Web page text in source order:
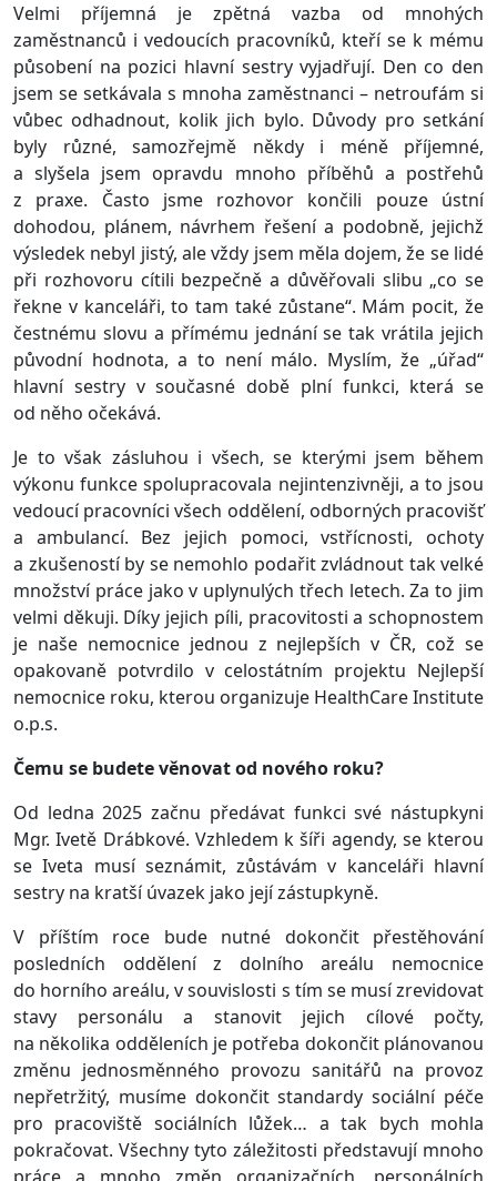
Velmi příjemná je zpětná vazba od mnohých
zaměstnanců i vedoucích pracovníků, kteří se k mému
působení na pozici hlavní sestry vyjadřují. Den co den
jsem se setkávala s mnoha zaměstnanci – netroufám si
vůbec odhadnout, kolik jich bylo. Důvody pro setkání
byly různé, samozřejmě někdy i méně příjemné,
a slyšela jsem opravdu mnoho příběhů a postřehů
z praxe. Často jsme rozhovor končili pouze ústní
dohodou, plánem, návrhem řešení a podobně, jejichž
výsledek nebyl jistý, ale vždy jsem měla dojem, že se lidé
při rozhovoru cítili bezpečně a důvěřovali slibu „co se
řekne v kanceláři, to tam také zůstane“. Mám pocit, že
čestnému slovu a přímému jednání se tak vrátila jejich
původní hodnota, a to není málo. Myslím, že „úřad“
hlavní sestry v současné době plní funkci, která se
od něho očekává.
Je to však zásluhou i všech, se kterými jsem během
výkonu funkce spolupracovala nejintenzivněji, a to jsou
vedoucí pracovníci všech oddělení, odborných pracovišť
a ambulancí. Bez jejich pomoci, vstřícnosti, ochoty
a zkušeností by se nemohlo podařit zvládnout tak velké
množství práce jako v uplynulých třech letech. Za to jim
velmi děkuji. Díky jejich píli, pracovitosti a schopnostem
je naše nemocnice jednou z nejlepších v ČR, což se
opakovaně potvrdilo v celostátním projektu Nejlepší
nemocnice roku, kterou organizuje HealthCare Institute
o.p.s.
Čemu se budete věnovat od nového roku?
Od ledna 2025 začnu předávat funkci své nástupkyni
Mgr. Ivetě Drábkové. Vzhledem k šíři agendy, se kterou
se Iveta musí seznámit, zůstávám v kanceláři hlavní
sestry na kratší úvazek jako její zástupkyně.
V příštím roce bude nutné dokončit přestěhování
posledních oddělení z dolního areálu nemocnice
do horního areálu, v souvislosti s tím se musí zrevidovat
stavy personálu a stanovit jejich cílové počty,
na několika odděleních je potřeba dokončit plánovanou
změnu jednosměnného provozu sanitářů na provoz
nepřetržitý, musíme dokončit standardy sociální péče
pro pracoviště sociálních lůžek… a tak bych mohla
pokračovat. Všechny tyto záležitosti představují mnoho